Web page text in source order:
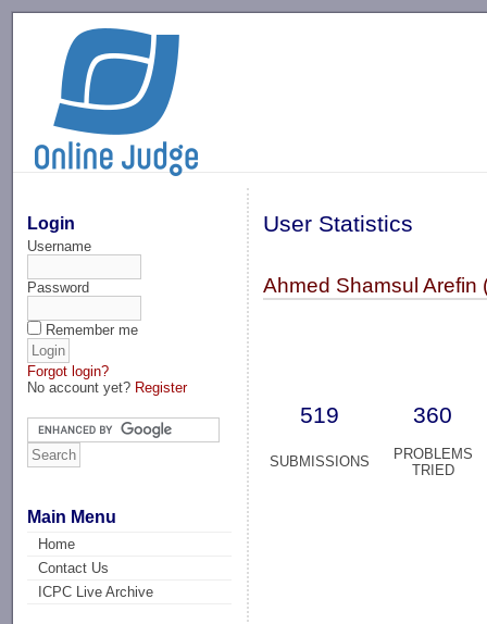
Login
Username
Password
Remember me
Forgot login?
No account yet? Register
Main Menu
Home
Contact Us
ICPC Live Archive
User Statistics
Ahmed Shamsul Arefin
519 360
SUBMISSIONS
PROBLEMS
TRIED